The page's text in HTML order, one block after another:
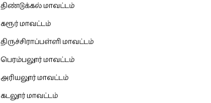
திண்டுக்கல் மாவட்டம்
கரூர் மாவட்டம்
திருச்சிராப்பள்ளி மாவட்டம்
பெரம்பலூர் மாவட்டம்
அரியலூர் மாவட்டம்
கடலூர் மாவட்டம்